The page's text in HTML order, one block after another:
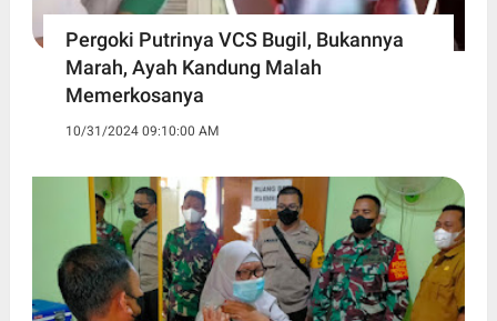
Pergoki Putrinya VCS Bugil, Bukannya
Marah, Ayah Kandung Malah
Memerkosanya
10/31/2024 09:10:00 AM